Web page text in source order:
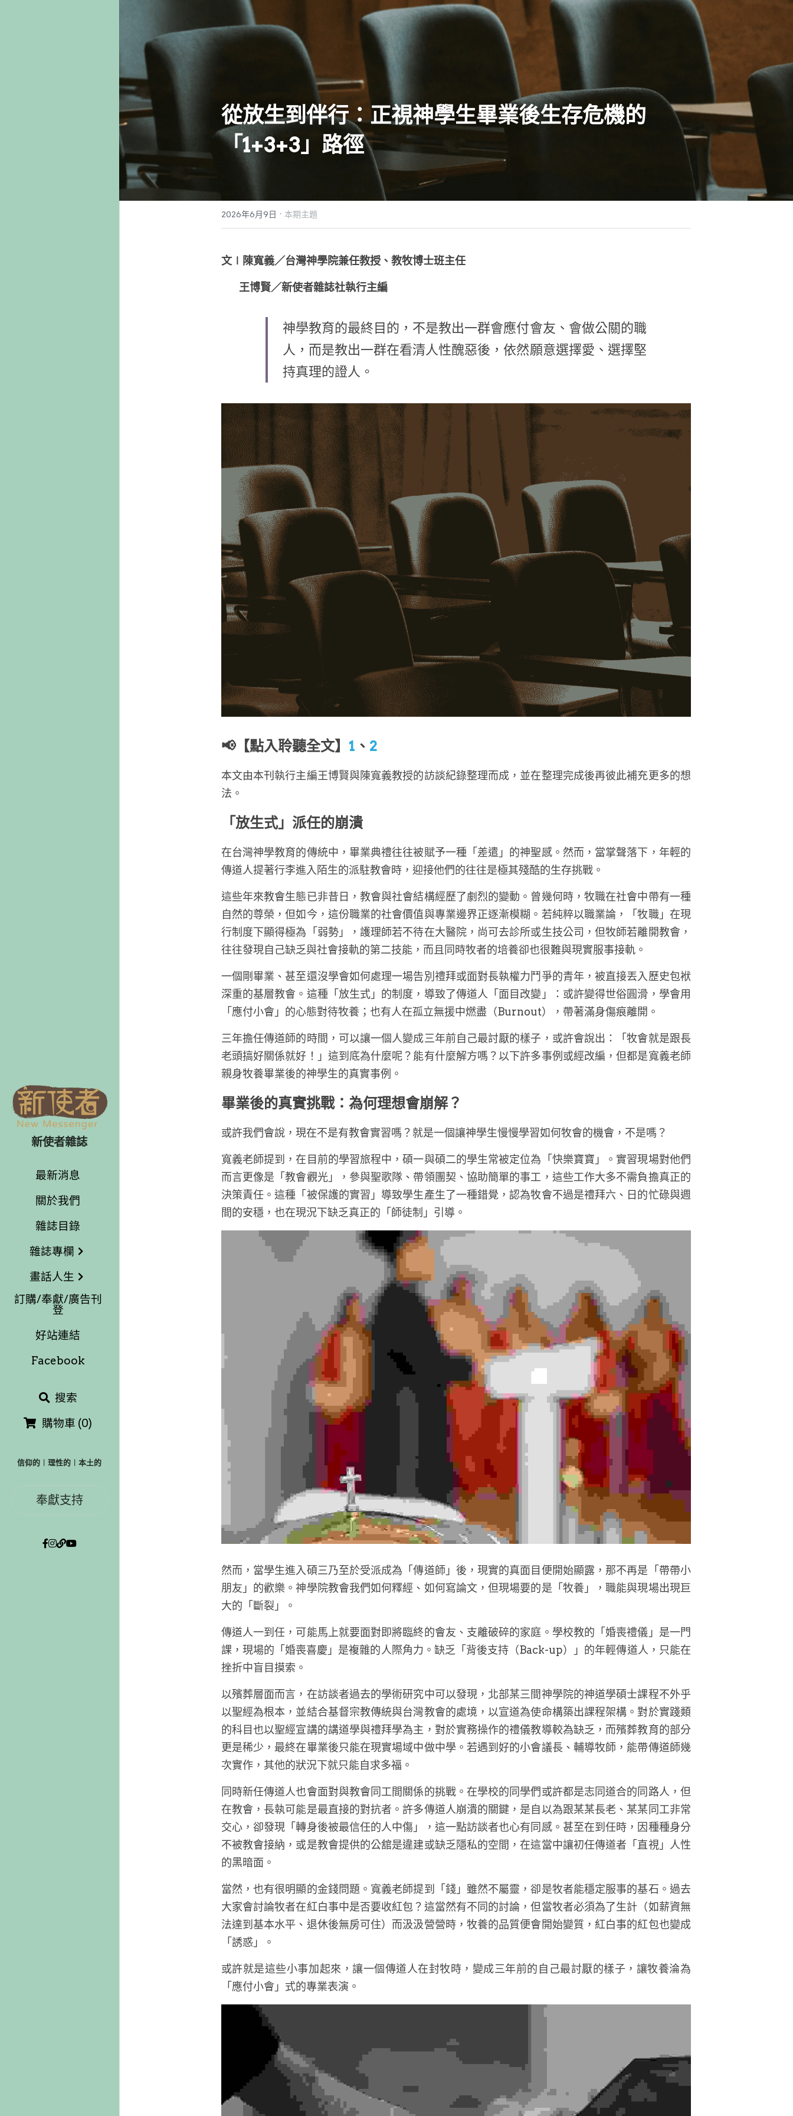
新使者雜誌
最新消息
關於我們
雜誌目錄
雜誌專欄
畫話人生
訂購/奉獻/廣告刊
登
好站連結
Facebook
搜索
購物車 (0)
信仰的︱理性的︱本土的
奉獻支持
從放生到伴行：正視神學生畢業後生存危機的
「1+3+3」路徑
2026年6月9日 · 本期主題
文∣陳寬義／台灣神學院兼任教授、教牧博士班主任
王博賢／新使者雜誌社執行主編
神學教育的最終目的，不是教出一群會應付會友、會做公關的職
人，而是教出一群在看清人性醜惡後，依然願意選擇愛、選擇堅
持真理的證人。
📢【點入聆聽全文】 1 、 2
本文由本刊執行主編王博賢與陳寬義教授的訪談紀錄整理而成，並在整理完成後再彼此補充更多的想
法。
「放生式」派任的崩潰
在台灣神學教育的傳統中，畢業典禮往往被賦予一種「差遣」的神聖感。然而，當掌聲落下，年輕的
傳道人提著行李進入陌生的派駐教會時，迎接他們的往往是極其殘酷的生存挑戰。
這些年來教會生態已非昔日，教會與社會結構經歷了劇烈的變動。曾幾何時，牧職在社會中帶有一種
自然的尊榮，但如今，這份職業的社會價值與專業邊界正逐漸模糊。若純粹以職業論，「牧職」在現
行制度下顯得極為「弱勢」，護理師若不待在大醫院，尚可去診所或生技公司，但牧師若離開教會，
往往發現自己缺乏與社會接軌的第二技能，而且同時牧者的培養卻也很難與現實服事接軌。
一個剛畢業、甚至還沒學會如何處理一場告別禮拜或面對長執權力鬥爭的青年，被直接丟入歷史包袱
深重的基層教會。這種「放生式」的制度，導致了傳道人「面目改變」：或許變得世俗圓滑，學會用
「應付小會」的心態對待牧養；也有人在孤立無援中燃盡（Burnout），帶著滿身傷痕離開。
三年擔任傳道師的時間，可以讓一個人變成三年前自己最討厭的樣子，或許會說出：「牧會就是跟長
老頭搞好關係就好！」這到底為什麼呢？能有什麼解方嗎？以下許多事例或經改編，但都是寬義老師
親身牧養畢業後的神學生的真實事例。
畢業後的真實挑戰：為何理想會崩解？
或許我們會說，現在不是有教會實習嗎？就是一個讓神學生慢慢學習如何牧會的機會，不是嗎？
寬義老師提到，在目前的學習旅程中，碩一與碩二的學生常被定位為「快樂寶寶」。實習現場對他們
而言更像是「教會觀光」，參與聖歌隊、帶領團契、協助簡單的事工，這些工作大多不需負擔真正的
決策責任。這種「被保護的實習」導致學生產生了一種錯覺，認為牧會不過是禮拜六、日的忙碌與週
間的安穩，也在現況下缺乏真正的「師徒制」引導。
然而，當學生進入碩三乃至於受派成為「傳道師」後，現實的真面目便開始顯露，那不再是「帶帶小
朋友」的歡樂。神學院教會我們如何釋經、如何寫論文，但現場要的是「牧養」，職能與現場出現巨
大的「斷裂」。
傳道人一到任，可能馬上就要面對即將臨終的會友、支離破碎的家庭。學校教的「婚喪禮儀」是一門
課，現場的「婚喪喜慶」是複雜的人際角力。缺乏「背後支持（Back-up）」的年輕傳道人，只能在
挫折中盲目摸索。
以殯葬層面而言，在訪談者過去的學術研究中可以發現，北部某三間神學院的神道學碩士課程不外乎
以聖經為根本，並結合基督宗教傳統與台灣教會的處境，以宣道為使命構築出課程架構。對於實踐類
的科目也以聖經宣講的講道學與禮拜學為主，對於實務操作的禮儀教導較為缺乏，而殯葬教育的部分
更是稀少，最終在畢業後只能在現實場域中做中學。若遇到好的小會議長、輔導牧師，能帶傳道師幾
次實作，其他的狀況下就只能自求多福。
同時新任傳道人也會面對與教會同工間關係的挑戰。在學校的同學們或許都是志同道合的同路人，但
在教會，長執可能是最直接的對抗者。許多傳道人崩潰的關鍵，是自以為跟某某長老、某某同工非常
交心，卻發現「轉身後被最信任的人中傷」，這一點訪談者也心有同感。甚至在到任時，因種種身分
不被教會接納，或是教會提供的公舘是違建或缺乏隱私的空間，在這當中讓初任傳道者「直視」人性
的黑暗面。
當然，也有很明顯的金錢問題。寬義老師提到「錢」雖然不屬靈，卻是牧者能穩定服事的基石。過去
大家會討論牧者在紅白事中是否要收紅包？這當然有不同的討論，但當牧者必須為了生計（如薪資無
法達到基本水平、退休後無房可住）而汲汲營營時，牧養的品質便會開始變質，紅白事的紅包也變成
「誘惑」。
或許就是這些小事加起來，讓一個傳道人在封牧時，變成三年前的自己最討厭的樣子，讓牧養淪為
「應付小會」式的專業表演。